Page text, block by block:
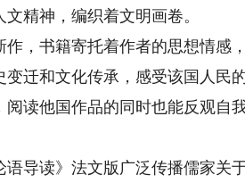
精神，编织着文明画卷。
书籍寄托着作者的思想情感，
迁和文化传承，感受该国人民
阅读他国作品的同时也能反观自
读》法文版广泛传播儒家关